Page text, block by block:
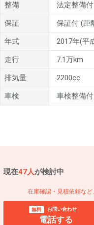
整備 法定整備付
保証 保証付 (距
年式 2017年(平
走行 7.1万km
排気量 2200cc
車検 車検整備付
現在47人が検討中
在庫確認・見積依頼など
無料 お問い合わせ
電話する